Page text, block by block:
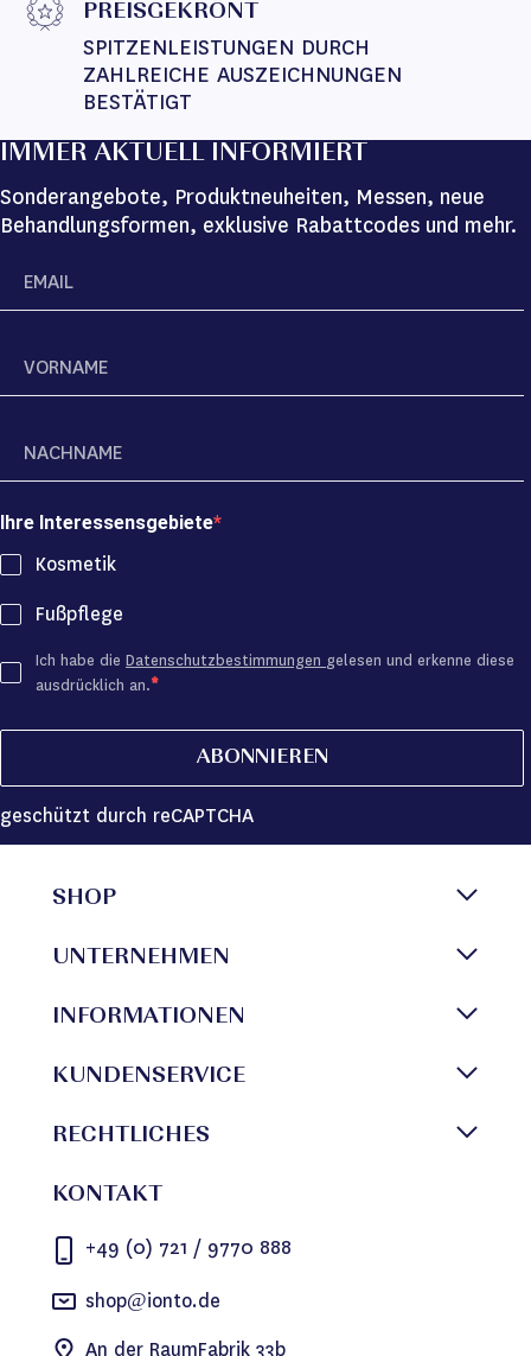
PREISGEKRÖNT
SPITZENLEISTUNGEN DURCH
ZAHLREICHE AUSZEICHNUNGEN
BESTÄTIGT
IMMER AKTUELL INFORMIERT
Sonderangebote, Produktneuheiten, Messen, neue
Behandlungsformen, exklusive Rabattcodes und mehr.
Ihre Interessensgebiete
Kosmetik
Fußpflege
Ich habe die Datenschutzbestimmungen gelesen und erkenne diese
ausdrücklich an.
ABONNIEREN
geschützt durch reCAPTCHA
SHOP
UNTERNEHMEN
INFORMATIONEN
KUNDENSERVICE
RECHTLICHES
KONTAKT
+49 (0) 721 / 9770 888
shop@ionto.de
An der RaumFabrik 33b